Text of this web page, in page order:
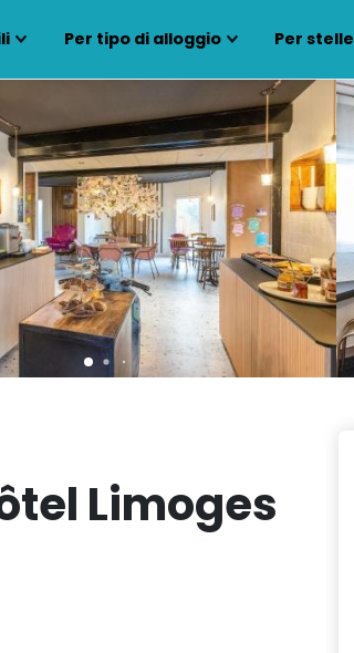
Per tipo di alloggio Per stelle
Limoges